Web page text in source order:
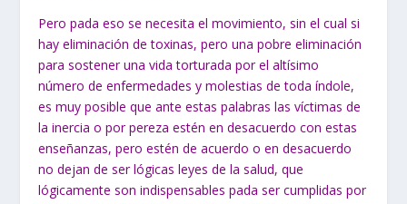
Pero pada eso se necesita el movimiento, sin el cual si
hay eliminación de toxinas, pero una pobre eliminación
para sostener una vida torturada por el altísimo
número de enfermedades y molestias de toda índole,
es muy posible que ante estas palabras las víctimas de
la inercia o por pereza estén en desacuerdo con estas
enseñanzas, pero estén de acuerdo o en desacuerdo
no dejan de ser lógicas leyes de la salud, que
lógicamente son indispensables pada ser cumplidas por